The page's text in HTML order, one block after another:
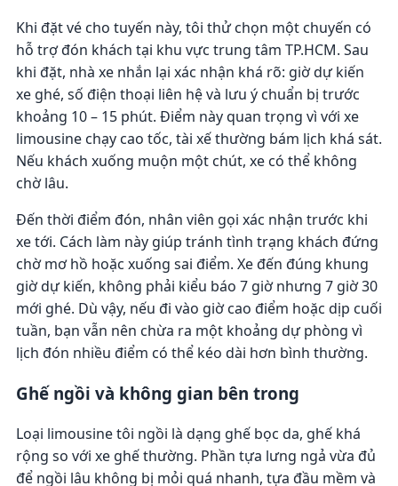
Khi đặt vé cho tuyến này, tôi thử chọn một chuyến có
hỗ trợ đón khách tại khu vực trung tâm TP.HCM. Sau
khi đặt, nhà xe nhắn lại xác nhận khá rõ: giờ dự kiến
xe ghé, số điện thoại liên hệ và lưu ý chuẩn bị trước
khoảng 10 – 15 phút. Điểm này quan trọng vì với xe
limousine chạy cao tốc, tài xế thường bám lịch khá sát.
Nếu khách xuống muộn một chút, xe có thể không
chờ lâu.
Đến thời điểm đón, nhân viên gọi xác nhận trước khi
xe tới. Cách làm này giúp tránh tình trạng khách đứng
chờ mơ hồ hoặc xuống sai điểm. Xe đến đúng khung
giờ dự kiến, không phải kiểu báo 7 giờ nhưng 7 giờ 30
mới ghé. Dù vậy, nếu đi vào giờ cao điểm hoặc dịp cuối
tuần, bạn vẫn nên chừa ra một khoảng dự phòng vì
lịch đón nhiều điểm có thể kéo dài hơn bình thường.
Ghế ngồi và không gian bên trong
Loại limousine tôi ngồi là dạng ghế bọc da, ghế khá
rộng so với xe ghế thường. Phần tựa lưng ngả vừa đủ
để ngồi lâu không bị mỏi quá nhanh, tựa đầu mềm và